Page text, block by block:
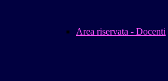
Area riservata - Docenti